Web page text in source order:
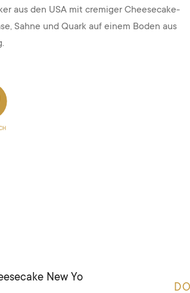
aus den USA mit cremiger Cheesecake-
Sahne und Quark auf einem Boden aus
New Yo